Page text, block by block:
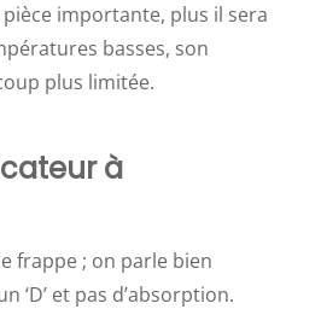
importante, plus il sera
basses, son
plus limitée.
à
frappe ; on parle bien
‘D’ et pas d’absorption.